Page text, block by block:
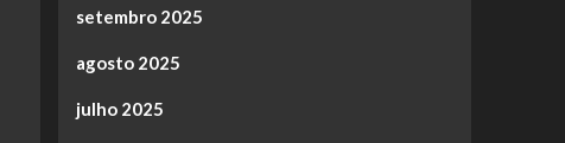
setembro 2025
agosto 2025
julho 2025